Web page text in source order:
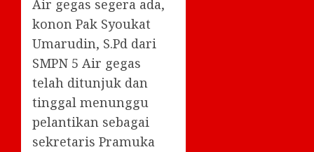
Air gegas segera ada,
konon Pak Syoukat
Umarudin, S.Pd dari
SMPN 5 Air gegas
telah ditunjuk dan
tinggal menunggu
pelantikan sebagai
sekretaris Pramuka